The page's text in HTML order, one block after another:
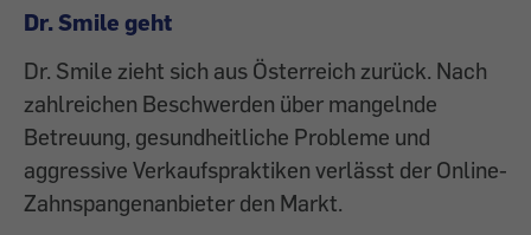
Dr. Smile geht
Dr. Smile zieht sich aus Österreich zurück. Nach
zahlreichen Beschwerden über mangelnde
Betreuung, gesundheitliche Probleme und
aggressive Verkaufspraktiken verlässt der Online-
Zahnspangenanbieter den Markt.